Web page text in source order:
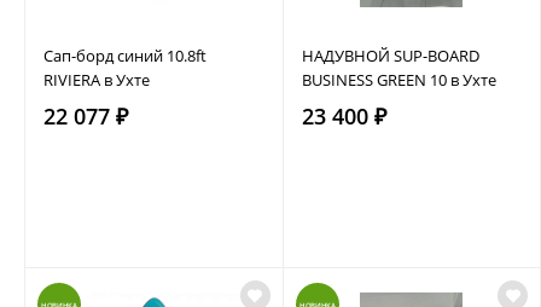
Сап-борд синий 10.8ft
RIVIERA в Ухте
22 077 ₽
НАДУВНОЙ SUP-BOARD
BUSINESS GREEN 10 в Ухте
23 400 ₽
НОВИНКА НОВИНКА